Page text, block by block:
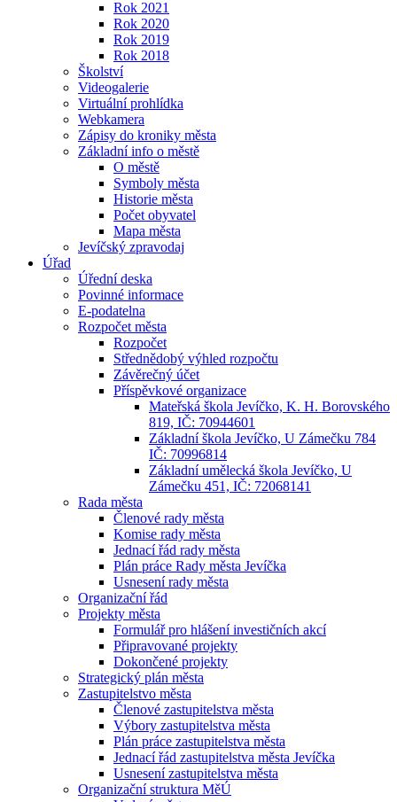
Rok 2021
Rok 2020
Rok 2019
Rok 2018
Školství
Videogalerie
Virtuální prohlídka
Webkamera
Zápisy do kroniky města
Základní info o městě
O městě
Symboly města
Historie města
Počet obyvatel
Mapa města
Jevíčský zpravodaj
Úřad
Úřední deska
Povinné informace
E-podatelna
Rozpočet města
Rozpočet
Střednědobý výhled rozpočtu
Závěrečný účet
Příspěvkové organizace
Mateřská škola Jevíčko, K. H. Borovského
819, IČ: 70944601
Základní škola Jevíčko, U Zámečku 784
IČ: 70996814
Základní umělecká škola Jevíčko, U
Zámečku 451, IČ: 72068141
Rada města
Členové rady města
Komise rady města
Jednací řád rady města
Plán práce Rady města Jevíčka
Usnesení rady města
Organizační řád
Projekty města
Formulář pro hlášení investičních akcí
Připravované projekty
Dokončené projekty
Strategický plán města
Zastupitelstvo města
Členové zastupitelstva města
Výbory zastupitelstva města
Plán práce zastupitelstva města
Jednací řád zastupitelstva města Jevíčka
Usnesení zastupitelstva města
Organizační struktura MěÚ